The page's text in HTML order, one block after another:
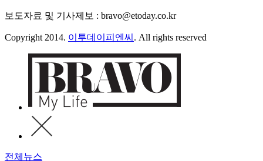
보도자료 및 기사제보 : bravo@etoday.co.kr
Copyright 2014. 이투데이피엔씨 . All rights reserved
전체뉴스